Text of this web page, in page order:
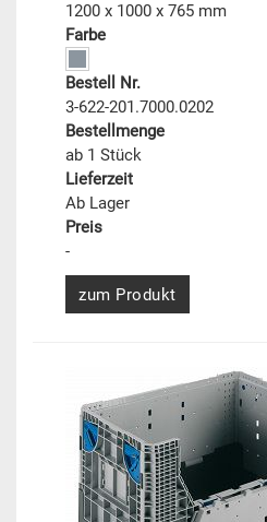
1200 x 1000 x 765 mm
Farbe
Bestell Nr.
3-622-201.7000.0202
Bestellmenge
ab 1 Stück
Lieferzeit
Ab Lager
Preis
-
zum Produkt